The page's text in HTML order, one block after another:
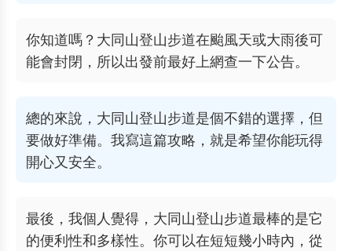
你知道嗎？大同山登山步道在颱風天或大雨後可
能會封閉，所以出發前最好上網查一下公告。
總的來說，大同山登山步道是個不錯的選擇，但
要做好準備。我寫這篇攻略，就是希望你能玩得
開心又安全。
最後，我個人覺得，大同山登山步道最棒的是它
的便利性和多樣性。你可以在短短幾小時內，從